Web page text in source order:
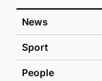
News
Sport
People